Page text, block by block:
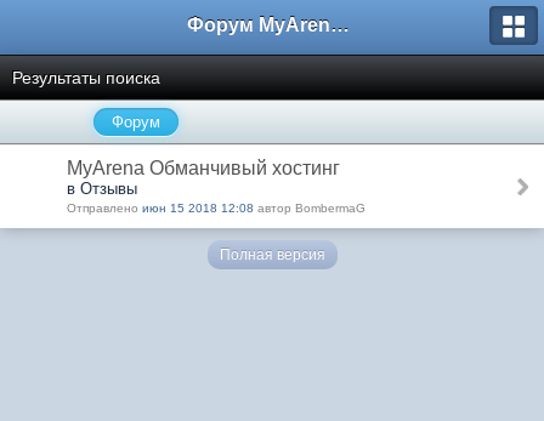
Форум MyArena.ru
Результаты поиска
Форум
MyArena Обманчивый хостинг
в Отзывы
Отправлено июн 15 2018 12:08 автор BombermaG
Полная версия